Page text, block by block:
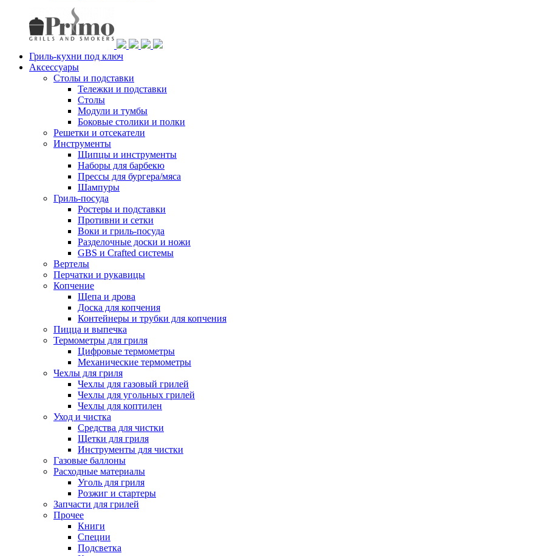
Гриль-кухни под ключ
Аксессуары
Столы и подставки
Тележки и подставки
Столы
Модули и тумбы
Боковые столики и полки
Решетки и отсекатели
Инструменты
Щипцы и инструменты
Наборы для барбекю
Прессы для бургера/мяса
Шампуры
Гриль-посуда
Ростеры и подставки
Противни и сетки
Воки и гриль-посуда
Разделочные доски и ножи
GBS и Crafted системы
Вертелы
Перчатки и рукавицы
Копчение
Щепа и дрова
Доска для копчения
Контейнеры и трубки для копчения
Пицца и выпечка
Термометры для гриля
Цифровые термометры
Механические термометры
Чехлы для гриля
Чехлы для газовый грилей
Чехлы для угольных грилей
Чехлы для коптилен
Уход и чистка
Средства для чистки
Щетки для гриля
Инструменты для чистки
Газовые баллоны
Расходные материалы
Уголь для гриля
Розжиг и стартеры
Запчасти для грилей
Прочее
Книги
Специи
Подсветка